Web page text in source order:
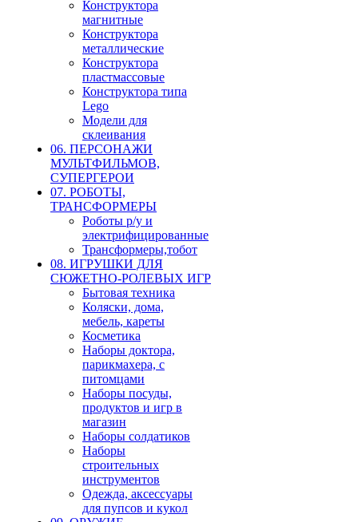
Конструктора
магнитные
Конструктора
металлические
Конструктора
пластмассовые
Конструктора типа
Lego
Модели для
склеивания
06. ПЕРСОНАЖИ
МУЛЬТФИЛЬМОВ,
СУПЕРГЕРОИ
07. РОБОТЫ,
ТРАНСФОРМЕРЫ
Роботы р/у и
электрифицированные
Трансформеры,тобот
08. ИГРУШКИ ДЛЯ
СЮЖЕТНО-РОЛЕВЫХ ИГР
Бытовая техника
Коляски, дома,
мебель, кареты
Косметика
Наборы доктора,
парикмахера, с
питомцами
Наборы посуды,
продуктов и игр в
магазин
Наборы солдатиков
Наборы
строительных
инструментов
Одежда, аксессуары
для пупсов и кукол